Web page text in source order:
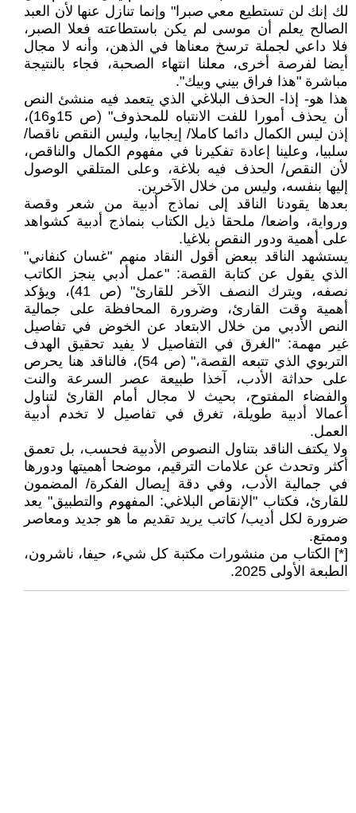
لك إنك لن تستطيع معي صبرا" وإنما تنازل عنها لأن العبد
الصالح يعلم أن موسى لم يكن باستطاعته فعلا الصبر،
فلا داعي لجملة ترسخ معناها في الذهن، وأنه لا مجال
أيضا لفرصة أخرى، معلنا انتهاء الصحبة، فجاء بالنتيجة
مباشرة "هذا فراق بيني وبيك".
هذا هو- إذا- الحذف البلاغي الذي يتعمد فيه منشئ النص
أن يحذف أمورا للفت الانتباه للمحذوف" (ص 15و16)،
إذن ليس الكمال دائما كاملا/ إيجابيا، وليس النقص ناقصا/
سلبيا، وعلينا إعادة تفكيرنا في مفهوم الكمال والناقص،
لأن النقص/ الحذف فيه بلاغة، وعلى المتلقي الوصول
إليها بنفسه، وليس من خلال الآخرين.
بعدها يقودنا الناقد إلى نماذج أدبية من شعر وقصة
ورواية، واضعا/ ملحقا ذيل الكتاب بنماذج أدبية كشواهد
على أهمية ودور النقص بلاغيا.
يستشهد الناقد ببعض أقول النقاد منهم "غسان كنفاني"
الذي يقول عن كتابة القصة: "عمل أدبي ينجز الكاتب
نصفه، ويترك النصف الآخر للقارئ" (ص 41)، ويؤكد
أهمية وقت القارئ، وضرورة المحافظة على جمالية
النص الأدبي من خلال الابتعاد عن الخوض في تفاصيل
غير مهمة: "الغرق في التفاصيل لا يفيد تحقيق الهدف
التربوي الذي تتبعه القصة،" (ص 54)، فالناقد هنا يحرص
على حداثة الأدب، آخذا طبيعة عصر السرعة والنت
والفضاء المفتوح، بحيث لا مجال أمام القارئ لتناول
أعمالا أدبية طويلة، تغرق في تفاصيل لا تخدم أدبية
العمل.
ولا يكتف الناقد بتناول النصوص الأدبية فحسب، بل تعمق
أكثر وتحدث عن علامات الترقيم، موضحا أهميتها ودورها
في جمالية الأدب، وفي دقة إيصال الفكرة/ المضمون
للقارئ، فكتاب "الإنقاص البلاغي: المفهوم والتطبيق" يعد
ضرورة لكل أديب/ كاتب يريد تقديم ما هو جديد ومعاصر
وممتع.
[*] الكتاب من منشورات مكتبة كل شيء، حيفا، ناشرون،
الطبعة الأولى 2025.